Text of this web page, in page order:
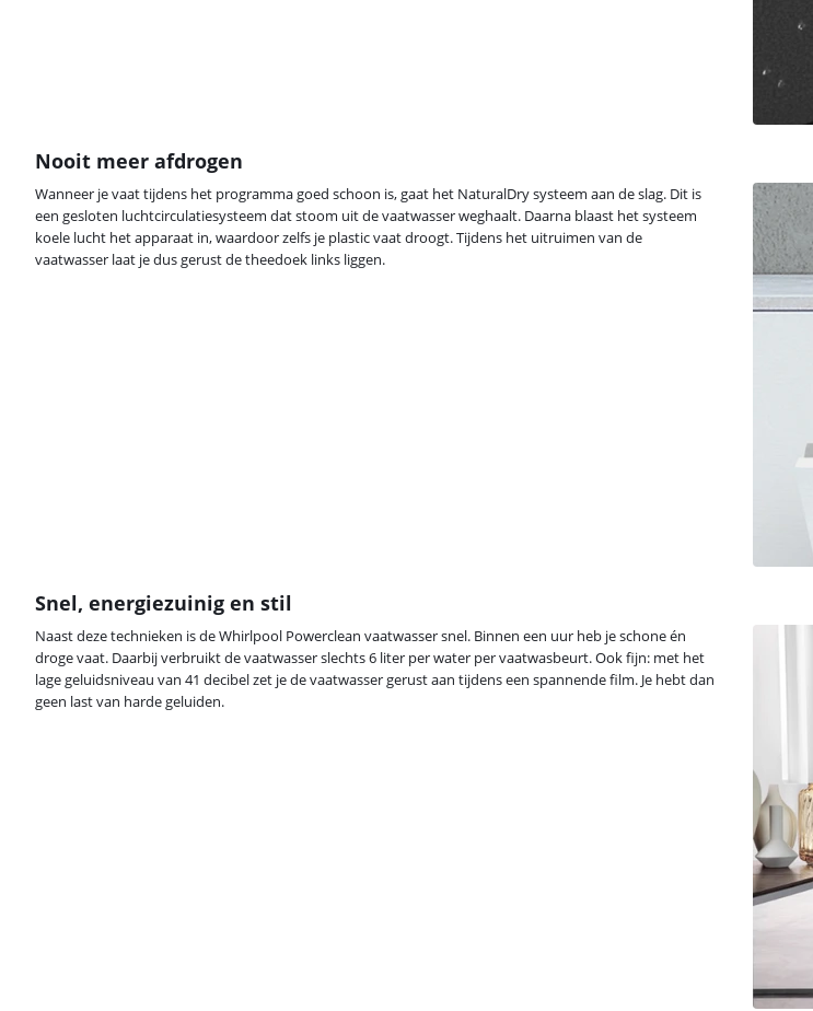
Nooit meer afdrogen
Wanneer je vaat tijdens het programma goed schoon is, gaat het NaturalDry systeem aan de slag. Dit is
een gesloten luchtcirculatiesysteem dat stoom uit de vaatwasser weghaalt. Daarna blaast het systeem
koele lucht het apparaat in, waardoor zelfs je plastic vaat droogt. Tijdens het uitruimen van de
vaatwasser laat je dus gerust de theedoek links liggen.
Snel, energiezuinig en stil
Naast deze technieken is de Whirlpool Powerclean vaatwasser snel. Binnen een uur heb je schone én
droge vaat. Daarbij verbruikt de vaatwasser slechts 6 liter per water per vaatwasbeurt. Ook fijn: met het
lage geluidsniveau van 41 decibel zet je de vaatwasser gerust aan tijdens een spannende film. Je hebt dan
geen last van harde geluiden.